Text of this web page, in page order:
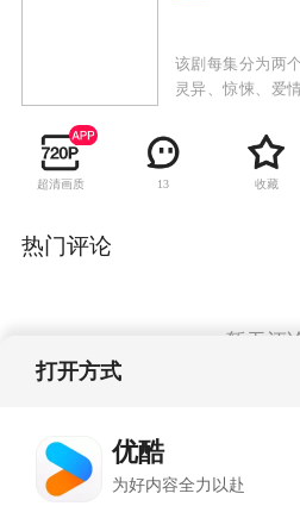
该剧每集分为两
灵异、惊悚、爱
搞笑等几乎所有
又深谙哲理，其
所有的韩剧区分
超清画质 13 收藏
热门评论
暂无评
打开方式
优酷
为好内容全力以赴